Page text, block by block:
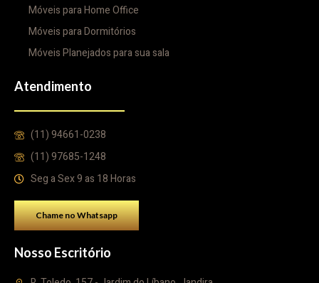
Móveis para Home Office
Móveis para Dormitórios
Móveis Planejados para sua sala
Atendimento
(11) 94661-0238
(11) 97685-1248
Seg a Sex 9 as 18 Horas
Chame no Whatsapp
Nosso Escritório